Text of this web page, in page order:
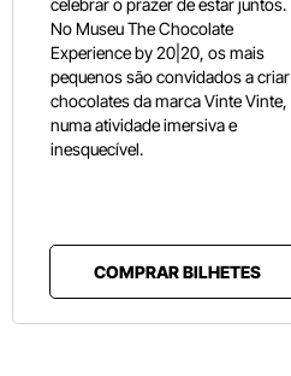
celebrar o prazer de estar juntos.
No Museu The Chocolate
Experience by 20|20, os mais
pequenos são convidados a criar
chocolates da marca Vinte Vinte,
numa atividade imersiva e
inesquecível.
COMPRAR BILHETES